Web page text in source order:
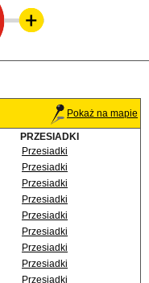
Pokaż na mapie
PRZESIADKI
Przesiadki
Przesiadki
Przesiadki
Przesiadki
Przesiadki
Przesiadki
Przesiadki
Przesiadki
Przesiadki